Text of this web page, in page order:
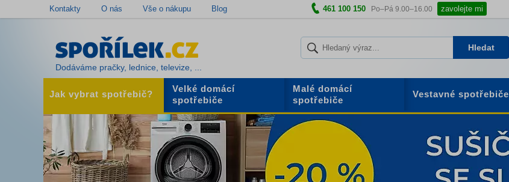
Kontakty O nás Vše o nákupu Blog 461 100 150 Po–Pá 9.00–16.00 zavolejte mi
Dodáváme pračky, lednice, televize, ...
Hledat
Jak vybrat spotřebič?
Velké domácí
spotřebiče
Malé domácí
spotřebiče
Vestavné spotřebiče